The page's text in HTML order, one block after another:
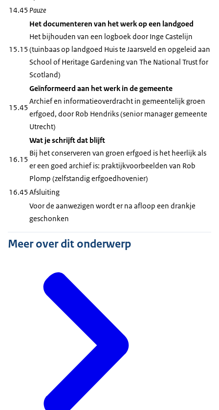
14.45 Pauze
15.15
Het documenteren van het werk op een landgoed
Het bijhouden van een logboek door Inge Castelijn
(tuinbaas op landgoed Huis te Jaarsveld en opgeleid aan
School of Heritage Gardening van The National Trust for
Scotland)
15.45
Geïnformeerd aan het werk in de gemeente
Archief en informatieoverdracht in gemeentelijk groen
erfgoed, door Rob Hendriks (senior manager gemeente
Utrecht)
16.15
Wat je schrijft dat blijft
Bij het conserveren van groen erfgoed is het heerlijk als
er een goed archief is: praktijkvoorbeelden van Rob
Plomp (zelfstandig erfgoedhovenier)
16.45Afsluiting
Voor de aanwezigen wordt er na afloop een drankje
geschonken
Meer over dit onderwerp